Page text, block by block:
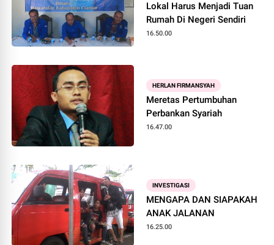
Lokal Harus Menjadi Tuan
Rumah Di Negeri Sendiri
16.50.00
HERLAN FIRMANSYAH
Meretas Pertumbuhan
Perbankan Syariah
16.47.00
INVESTIGASI
MENGAPA DAN SIAPAKAH
ANAK JALANAN
16.25.00